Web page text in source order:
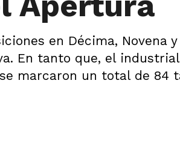
en Décima, Novena
En tanto que, el
marcaron un total de 84